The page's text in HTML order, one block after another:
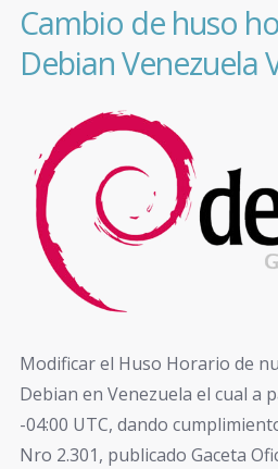
Cambio de huso
Debian Venezuela
Modificar el Huso Horario de
Debian en Venezuela el cual a
-04:00 UTC, dando
Nro 2.301, publicado Gaceta